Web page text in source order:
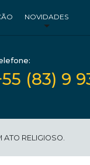
NOVIDADES
(83) 9
RELIGIOSO.